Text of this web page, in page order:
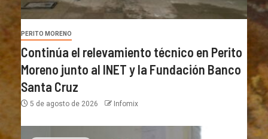
PERITO MORENO
Continúa el relevamiento técnico en Perito
Moreno junto al INET y la Fundación Banco
Santa Cruz
5 de agosto de 2026 Infomix